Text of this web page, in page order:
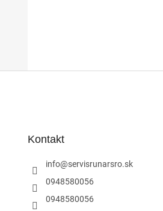
Kontakt
info@servisrunarsro.sk
0948580056
0948580056